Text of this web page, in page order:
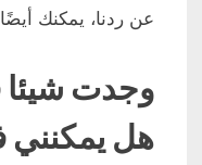
عن ردنا، يمكنك أيضًا
وجدت
هل يمكنني